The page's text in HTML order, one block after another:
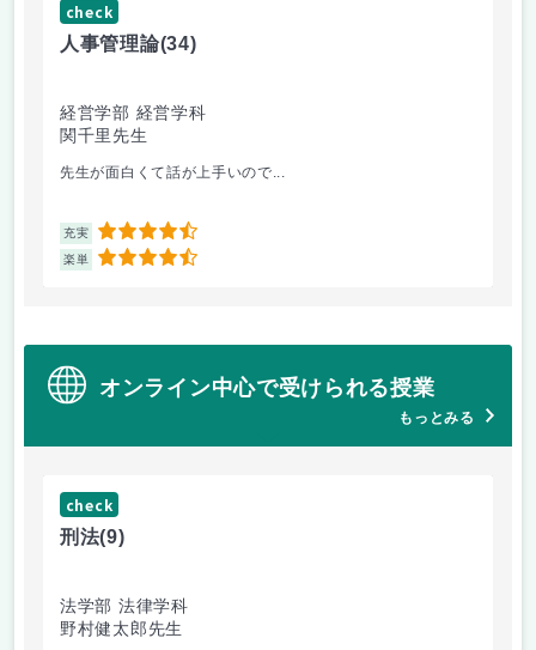
check
人事管理論(34)
経営学部 経営学科
関千里先生
先生が面白くて話が上手いので...
充実 4.5
楽単 4.5
オンライン中心で受けられる授業
もっとみる
check
刑法(9)
法学部 法律学科
野村健太郎先生